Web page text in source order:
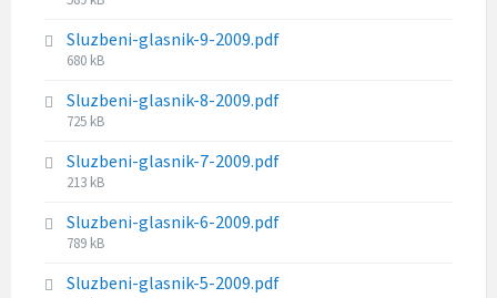
i
z
e
:
l
e
i
z
e
:
Sluzbeni-glasnik-9-2009.pdf
F
l
e
i
z
e
:
680 kB
Sluzbeni-glasnik-8-2009.pdf
F
l
e
i
z
e
725 kB
Sluzbeni-glasnik-7-2009.pdf
F
l
e
i
213 kB
Sluzbeni-glasnik-6-2009.pdf
F
l
789 kB
Sluzbeni-glasnik-5-2009.pdf